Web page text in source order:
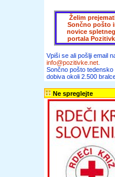
Želim
Sončno pošto
novice
portala
Vpiši se ali pošlji email
info@pozitivke.net
Sončno pošto tedensko
dobiva okoli 2.500
Ne spreglejte